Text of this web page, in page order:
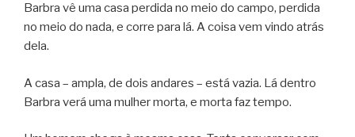
Barbra vê uma casa perdida no meio do campo, perdida
no meio do nada, e corre para lá. A coisa vem vindo atrás
dela.
A casa – ampla, de dois andares – está vazia. Lá dentro
Barbra verá uma mulher morta, e morta faz tempo.